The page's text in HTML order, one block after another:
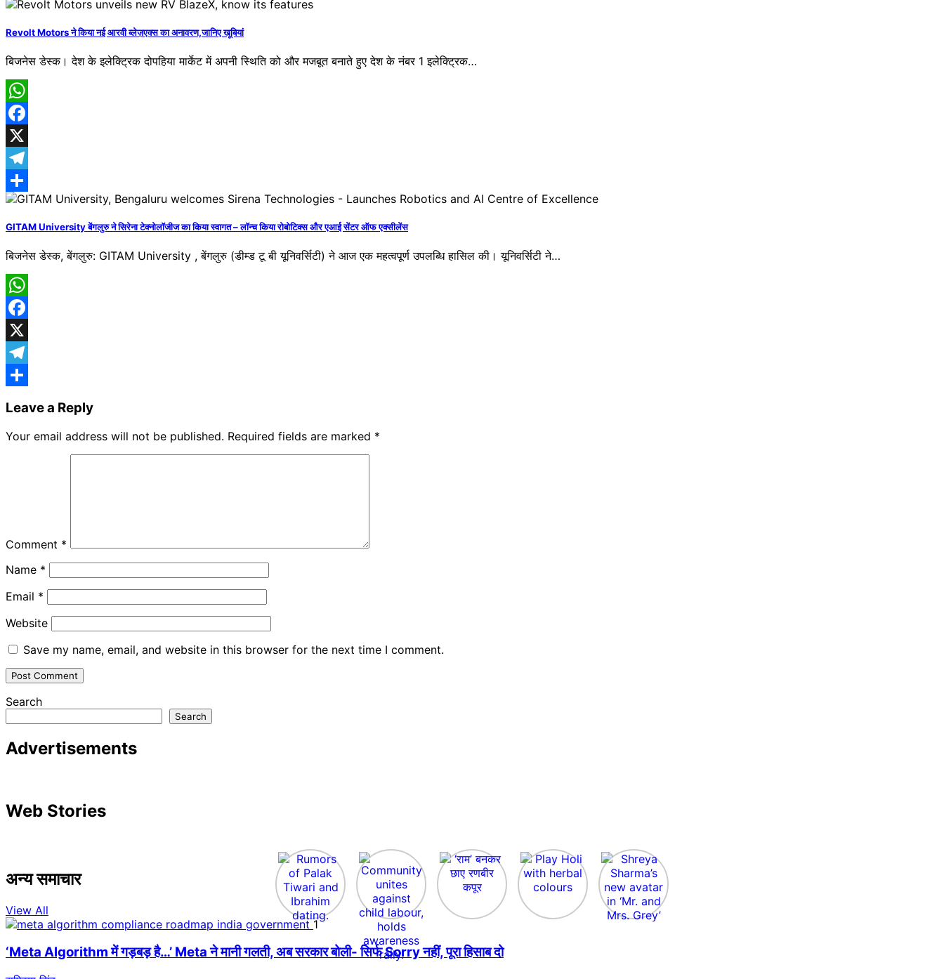
Share
Revolt Motors ने किया नई आरवी ब्लेज़एक्स का अनावरण,जानिए खूबियां
बिजनेस डेस्क। देश के इलेक्ट्रिक दोपहिया मार्केट में अपनी स्थिति को और मजबूत बनाते हुए देश के नंबर 1 इलेक्ट्रिक…
WhatsApp
Facebook
X
Telegram
Share
GITAM University बेंगलुरु ने सिरेना टेक्नोलॉजीज का किया स्वागत – लॉन्च किया रोबोटिक्स और एआई सेंटर ऑफ एक्सीलेंस
बिजनेस डेस्क, बेंगलुरु: GITAM University , बेंगलुरु (डीम्ड टू बी यूनिवर्सिटी) ने आज एक महत्वपूर्ण उपलब्धि हासिल की। यूनिवर्सिटी ने…
WhatsApp
Facebook
X
Telegram
Leave a Reply
Your email address will not be published. Required fields are marked *
Comment *
Name *
Email *
Website
Save my name, email, and website in this browser for the next time I comment.
Search
Search
Advertisements
Web Stories
अन्य समाचार
View All
1
‘Meta Algorithm में गड़बड़ है…’ Meta ने मानी गलती, अब सरकार बोली- सिर्फ Sorry नहीं, पूरा हिसाब दो